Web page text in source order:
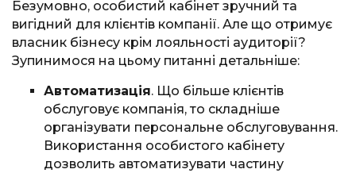
Безумовно, особистий кабінет зручний та
вигідний для клієнтів компанії. Але що отримує
власник бізнесу крім лояльності аудиторії?
Зупинимося на цьому питанні детальніше:
Автоматизація. Що більше клієнтів
обслуговує компанія, то складніше
організувати персональне обслуговування.
Використання особистого кабінету
дозволить автоматизувати частину